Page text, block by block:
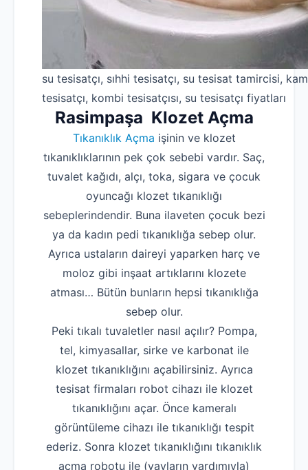
su tesisatçı, sıhhi tesisatçı, su tesisat tamircisi,
tesisatçı, kombi tesisatçısı, su tesisatçı fiyatları
Rasimpaşa Klozet Açma
Tıkanıklık Açma işinin ve klozet
tıkanıklıklarının pek çok sebebi vardır. Saç,
tuvalet kağıdı, alçı, toka, sigara ve çocuk
oyuncağı klozet tıkanıklığı
sebeplerindendir. Buna ilaveten çocuk bezi
ya da kadın pedi tıkanıklığa sebep olur.
Ayrıca ustaların daireyi yaparken harç ve
moloz gibi inşaat artıklarını klozete
atması… Bütün bunların hepsi tıkanıklığa
sebep olur.
Peki tıkalı tuvaletler nasıl açılır? Pompa,
tel, kimyasallar, sirke ve karbonat ile
klozet tıkanıklığını açabilirsiniz. Ayrıca
tesisat firmaları robot cihazı ile klozet
tıkanıklığını açar. Önce kameralı
görüntüleme cihazı ile tıkanıklığı tespit
ederiz. Sonra klozet tıkanıklığını tıkanıklık
açma robotu ile (yayların yardımıyla)